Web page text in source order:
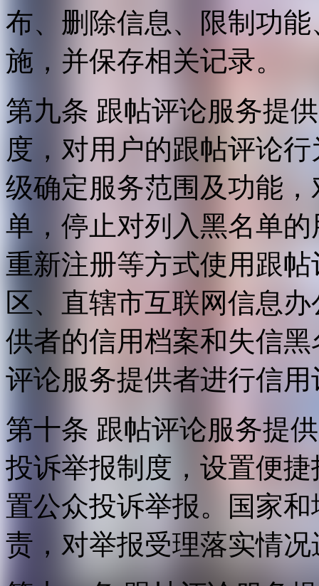
布、删除信息、限制功
施，并保存相关记录。
第九条 跟帖评论服务提
度，对用户的跟帖评论
级确定服务范围及功能
单，停止对列入黑名单
重新注册等方式使用跟
区、直辖市互联网信息
供者的信用档案和失信
评论服务提供者进行信用
第十条 跟帖评论服务提
投诉举报制度，设置便
置公众投诉举报。国家
责，对举报受理落实情